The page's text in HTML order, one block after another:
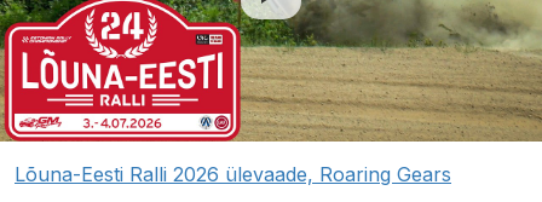
Lõuna-Eesti Ralli 2026 ülevaade, Roaring Gears